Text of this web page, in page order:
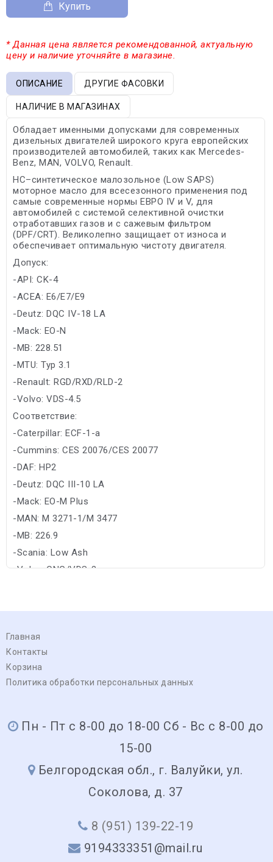
Купить
* Данная цена является рекомендованной, актуальную
цену и наличие уточняйте в магазине.
ОПИСАНИЕ ДРУГИЕ ФАСОВКИ
НАЛИЧИЕ В МАГАЗИНАХ
Обладает именными допусками для современных
дизельных двигателей широкого круга европейских
производителей автомобилей, таких как Mercedes-
Benz, MAN, VOLVO, Renault.
HC–синтетическое малозольное (Low SAPS)
моторное масло для всесезонного применения под
самые современные нормы ЕВРО IV и V, для
автомобилей с системой селективной очистки
отработавших газов и с сажевым фильтром
(DPF/CRT). Великолепно защищает от износа и
обеспечивает оптимальную чистоту двигателя.
Допуск:
-API: CK-4
-ACEA: E6/E7/E9
-Deutz: DQC IV-18 LA
-Mack: EO-N
-MB: 228.51
-MTU: Typ 3.1
-Renault: RGD/RXD/RLD-2
-Volvo: VDS-4.5
Соответствие:
-Caterpillar: ECF-1-a
-Cummins: CES 20076/CES 20077
-DAF: HP2
-Deutz: DQC III-10 LA
-Mack: EO-M Plus
-MAN: M 3271-1/M 3477
-MB: 226.9
-Scania: Low Ash
-Volvo: CNG/VDS-3
Главная
Контакты
Корзина
Политика обработки персональных данных
Пн - Пт с 8-00 до 18-00 Сб - Вс с 8-00 до
15-00
Белгородская обл., г. Валуйки, ул.
Соколова, д. 37
8 (951) 139-22-19
9194333351@mail.ru